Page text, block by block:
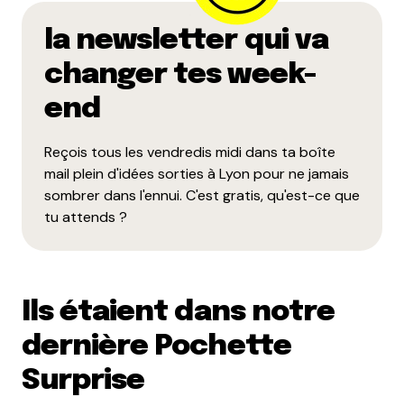
la newsletter qui va
changer tes week-
end
Reçois tous les vendredis midi dans ta boîte
mail plein d'idées sorties à Lyon pour ne jamais
sombrer dans l'ennui. C'est gratis, qu'est-ce que
tu attends ?
Ils étaient dans notre
dernière Pochette
Surprise